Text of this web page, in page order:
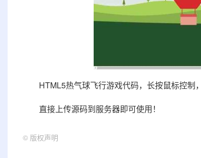
HTML5热气球飞行游戏代码，长按鼠标控制，
直接上传源码到服务器即可使用！
© 版权声明